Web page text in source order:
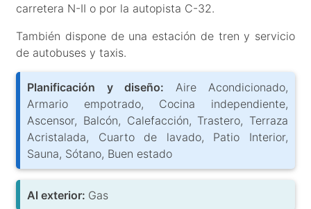
carretera N-II o por la autopista C-32.
También dispone de una estación de tren y servicio
de autobuses y taxis.
Planificación y diseño: Aire Acondicionado,
Armario empotrado, Cocina independiente,
Ascensor, Balcón, Calefacción, Trastero, Terraza
Acristalada, Cuarto de lavado, Patio Interior,
Sauna, Sótano, Buen estado
Al exterior: Gas